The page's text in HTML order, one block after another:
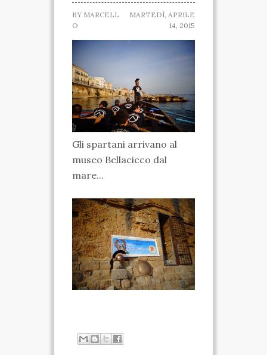
MUSEO IPOGEO
VISITE ED ESCURSIONI
TARANTO SPARTANA
BY MARCELL
O
MARTEDÌ, APRILE
14, 2015
Gli spartani arrivano al
museo Bellacicco dal
mare...